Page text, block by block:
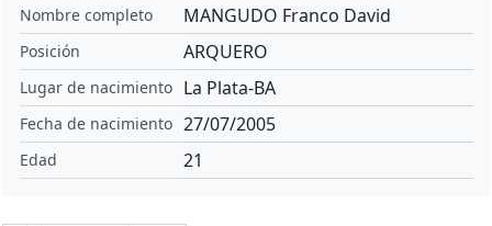
Nombre completo MANGUDO Franco David
Posición ARQUERO
Lugar de nacimiento La Plata-BA
Fecha de nacimiento 27/07/2005
Edad 21